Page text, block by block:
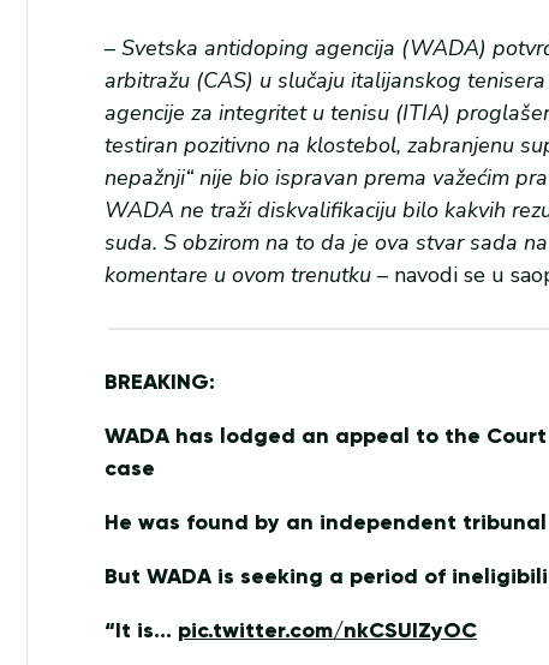
– Svetska antidoping agencija (WADA)
arbitražu (CAS) u slučaju italijanskog
agencije za integritet u tenisu (ITIA)
testiran pozitivno na klostebol, zabranjenu
nepažnji“ nije bio ispravan prema važećim
WADA ne traži diskvalifikaciju bilo kakvih
suda. S obzirom na to da je ova stvar sada
komentare u ovom trenutku – navodi se u
BREAKING:
WADA has lodged an appeal to the
case
He was found by an independent
But WADA is seeking a period of
“It is… pic.twitter.com/nkCSUIZyOC